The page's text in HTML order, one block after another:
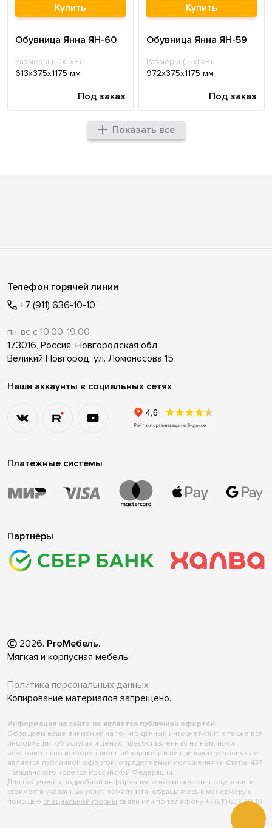
Купить
Обувница Янна ЯН-60
Размеры (ШхГхВ):
613x375x1175 мм
Под заказ
Купить
Обувница Янна ЯН-59
Размеры (ШхГхВ):
972x375x1175 мм
Под заказ
Показать все
Телефон горячей линии
+7 (911) 636-10-10
пн-вс с 10.00-19.00
173016, Россия, Новгородская обл.,
Великий Новгород, ул. Ломоносова 15
Наши аккаунты в социальных сетях
Платежные системы
Партнёры
2026. ProМебель.
Мягкая и корпусная мебель
Политика персональных данных
Копирование материалов запрещено.
Информация на сайте не является публичной офертой
Обращаем ваше внимание на то, что данный интернет-сайт, а также вся
информация об услугах и ценах, предоставленная на нём, носит
исключительно информационный характер и ни при каких условиях не
является публичной офертой, определяемой положениями Статьи 437
Гражданского кодекса Российской Федерации.
Для получения подробной информации о возможности получения и
стоимости указанных услуг, пожалуйста, обращайтесь к менеджеру с
помощью специальной формы связи или по телефону +7 (911) 636-10-10